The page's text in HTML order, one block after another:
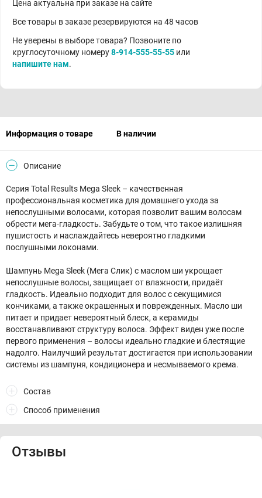
Цена актуальна при заказе на сайте
Все товары в заказе резервируются на 48 часов
Не уверены в выборе товара? Позвоните по
круглосуточному номеру8-914-555-55-55 или
напишите нам.
Информация о товаре В наличии
Описание
Серия Total Results Mega Sleek – качественная
профессиональная косметика для домашнего ухода за
непослушными волосами, которая позволит вашим волосам
обрести мега-гладкость. Забудьте о том, что такое излишняя
пушистость и наслаждайтесь невероятно гладкими
послушными локонами.
Шампунь Mega Sleek (Мега Слик) с маслом ши укрощает
непослушные волосы, защищает от влажности, придаёт
гладкость. Идеально подходит для волос с секущимися
кончиками, а также окрашенных и поврежденных. Масло ши
питает и придает невероятный блеск, а керамиды
восстанавливают структуру волоса. Эффект виден уже после
первого применения – волосы идеально гладкие и блестящие
надолго. Наилучший результат достигается при использовании
системы из шампуня, кондиционера и несмываемого крема.
Состав
Способ применения
Отзывы